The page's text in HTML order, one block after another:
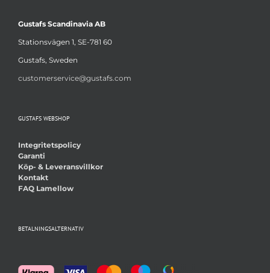
Gustafs Scandinavia AB
Stationsvägen 1, SE-781 60
Gustafs, Sweden
customerservice@gustafs.com
GUSTAFS WEBSHOP
Integritetspolicy
Garanti
Köp- & Leveransvillkor
Kontakt
FAQ Lamellow
BETALNINGSALTERNATIV